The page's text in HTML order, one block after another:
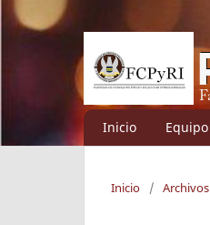
Inicio
Inicio / Archivos